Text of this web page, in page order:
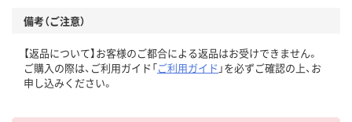
備考（ご注意）
【返品について】お客様のご都合による返品はお受けできません。
ご購入の際は、ご利用ガイド「ご利用ガイド 」を必ずご確認の上、お
申し込みください。